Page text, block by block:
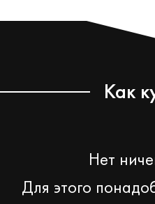
Как
Нет
Для этого